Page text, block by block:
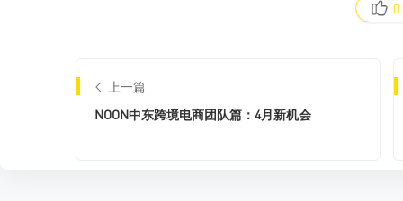
0
上一篇
NOON中东跨境电商团队篇：4月新机会